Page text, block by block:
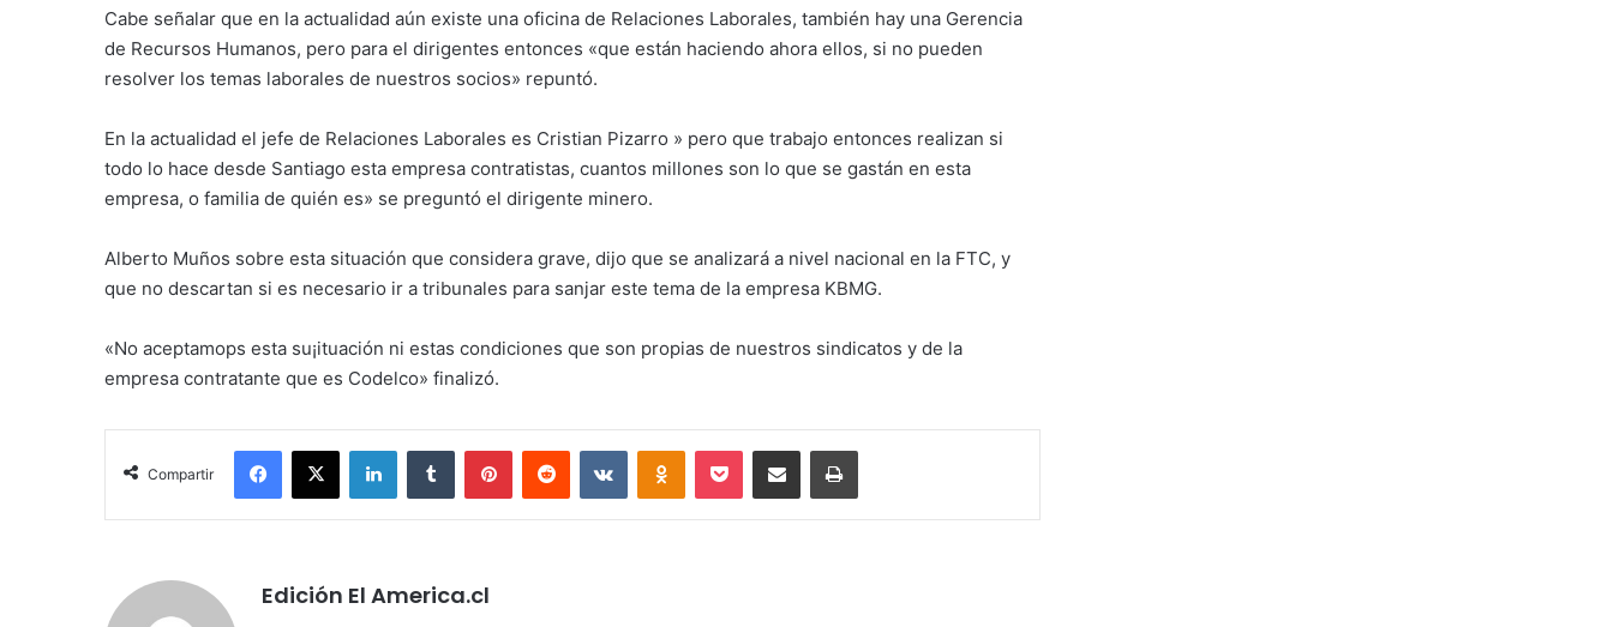
Cabe señalar que en la actualidad aún existe una oficina de Relaciones Laborales, también hay una Gerencia
de Recursos Humanos, pero para el dirigentes entonces «que están haciendo ahora ellos, si no pueden
resolver los temas laborales de nuestros socios» repuntó.
En la actualidad el jefe de Relaciones Laborales es Cristian Pizarro » pero que trabajo entonces realizan si
todo lo hace desde Santiago esta empresa contratistas, cuantos millones son lo que se gastán en esta
empresa, o familia de quién es» se preguntó el dirigente minero.
Alberto Muños sobre esta situación que considera grave, dijo que se analizará a nivel nacional en la FTC, y
que no descartan si es necesario ir a tribunales para sanjar este tema de la empresa KBMG.
«No aceptamops esta su¡ituación ni estas condiciones que son propias de nuestros sindicatos y de la
empresa contratante que es Codelco» finalizó.
Compartir
Facebook
X LinkedInTumblr PinterestReddit VKontakteOdnoklassniki
Pocket Compartir via email Imprimir
Edición El America.cl